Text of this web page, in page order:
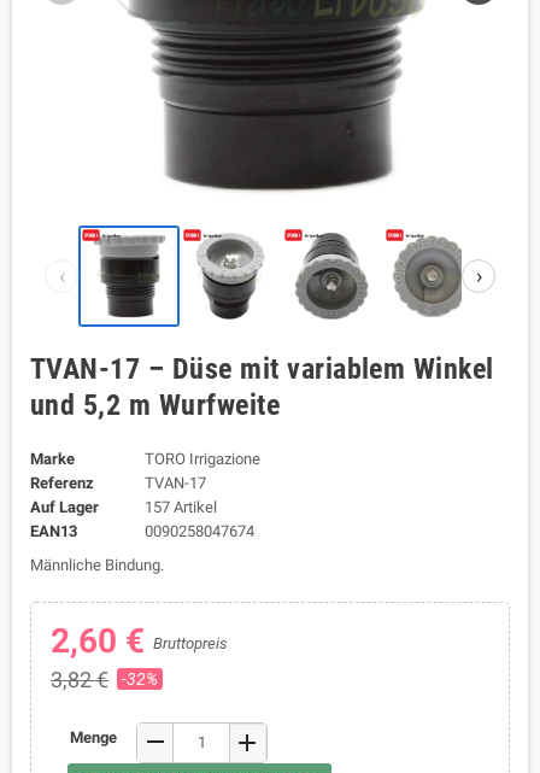
‹ ›
TVAN-17 – Düse mit variablem Winkel
und 5,2 m Wurfweite
Marke
TORO Irrigazione
Referenz
TVAN-17
Auf Lager
157 Artikel
EAN13
0090258047674
Männliche Bindung.
2,60 € Bruttopreis
3,82 € -32%
Menge remove add